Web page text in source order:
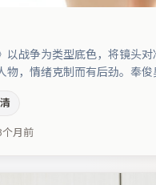
以战争为类型底色，将镜头
物，情绪克制而有后劲。奉俊
章子怡的对手戏构成全片情感
谜题层层揭开。节奏紧凑、反
月前